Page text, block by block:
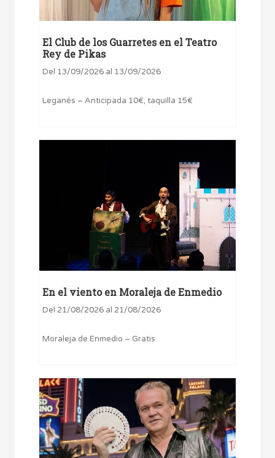
El Club de los Guarretes en el Teatro
Rey de Pikas
Del 13/09/2026 al 13/09/2026
Leganés – Anticipada 10€, taquilla 15€
En el viento en Moraleja de Enmedio
Del 21/08/2026 al 21/08/2026
Moraleja de Enmedio – Gratis